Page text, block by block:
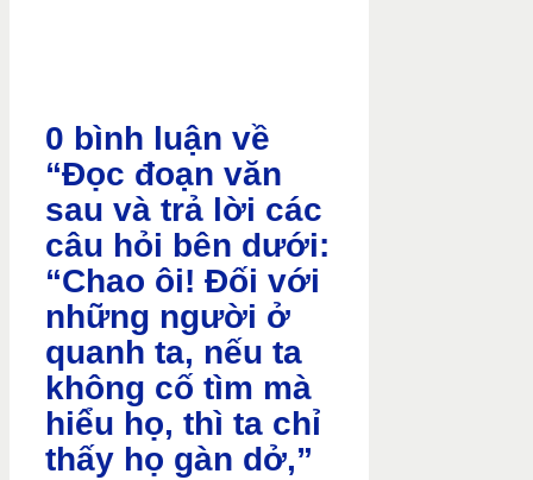
0 bình luận về
“Đọc đoạn văn
sau và trả lời các
câu hỏi bên dưới:
“Chao ôi! Đối với
những người ở
quanh ta, nếu ta
không cố tìm mà
hiểu họ, thì ta chỉ
thấy họ gàn dở,”